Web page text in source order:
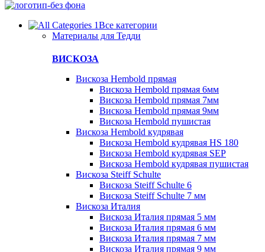
Все категории
Материалы для Тедди
ВИСКОЗА
Вискоза Hembold прямая
Вискоза Hembold прямая 6мм
Вискоза Hembold прямая 7мм
Вискоза Hembold прямая 9мм
Вискоза Hembold пушистая
Вискоза Hembold кудрявая
Вискоза Hembold кудрявая HS 180
Вискоза Hembold кудрявая SEP
Вискоза Hembold кудрявая пушистая
Вискоза Steiff Schulte
Вискоза Steiff Schulte 6
Вискоза Steiff Schulte 7 мм
Вискоза Италия
Вискоза Италия прямая 5 мм
Вискоза Италия прямая 6 мм
Вискоза Италия прямая 7 мм
Вискоза Италия прямая 9 мм